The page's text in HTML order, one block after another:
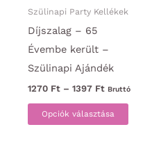
Szülinapi Party Kellékek
Díjszalag – 65
Évembe került –
Szülinapi Ajándék
1270 Ft – 1397 FtÁrtartomány:
-
1397 Ft
Bruttó
Opciók választása
Ennek
a